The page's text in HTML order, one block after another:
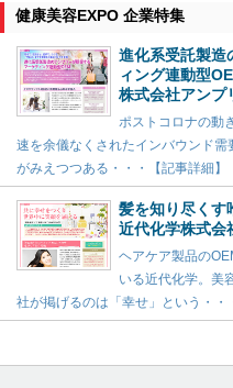
健康美容EXPO 企業特集
進化系受託製造
ィング連動型
株式会社アンプ
ポストコロナの動
速を余儀なくされたインバウンド
がみえつつある・・・【記事詳細】
髪を知り尽くす
近代化学株式会
ヘアケア製品の
いる近代化学。美
社が掲げるのは「幸せ」という・・